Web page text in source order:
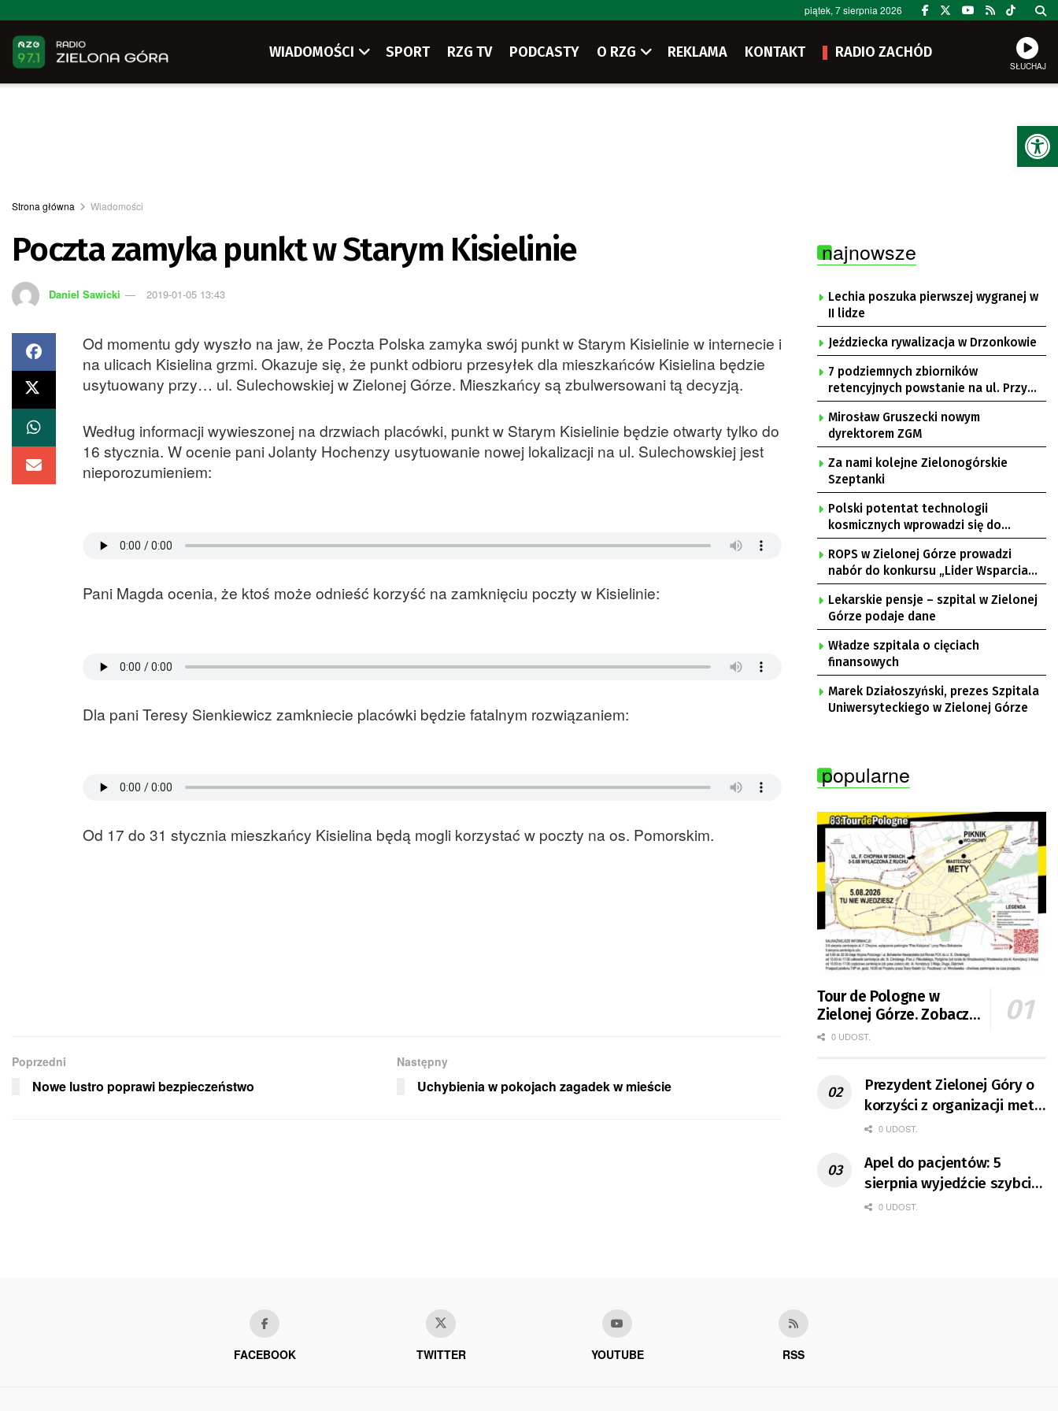
piątek, 7 sierpnia 2026
WIADOMOŚCI SPORT RZG TV PODCASTY O RZG REKLAMA KONTAKT RADIO ZACHÓD
SŁUCHAJ
Strona główna Wiadomości
Poczta zamyka punkt w Starym Kisielinie
Daniel Sawicki 2019-01-05 13:43
Od momentu gdy wyszło na jaw, że Poczta Polska zamyka swój punkt w Starym Kisielinie w internecie i
na ulicach Kisielina grzmi. Okazuje się, że punkt odbioru przesyłek dla mieszkańców Kisielina będzie
usytuowany przy… ul. Sulechowskiej w Zielonej Górze. Mieszkańcy są zbulwersowani tą decyzją.
Według informacji wywieszonej na drzwiach placówki, punkt w Starym Kisielinie będzie otwarty tylko do
16 stycznia. W ocenie pani Jolanty Hochenzy usytuowanie nowej lokalizacji na ul. Sulechowskiej jest
nieporozumieniem:
Pani Magda ocenia, że ktoś może odnieść korzyść na zamknięciu poczty w Kisielinie:
Dla pani Teresy Sienkiewicz zamkniecie placówki będzie fatalnym rozwiązaniem:
Od 17 do 31 stycznia mieszkańcy Kisielina będą mogli korzystać w poczty na os. Pomorskim.
Poprzedni
Nowe lustro poprawi bezpieczeństwo
Następny
Uchybienia w pokojach zagadek w mieście
najnowsze
Lechia poszuka pierwszej wygranej w
II lidze
Jeździecka rywalizacja w Drzonkowie
7 podziemnych zbiorników
retencyjnych powstanie na ul. Przy
Gazowni
Mirosław Gruszecki nowym
dyrektorem ZGM
Za nami kolejne Zielonogórskie
Szeptanki
Polski potentat technologii
kosmicznych wprowadzi się do
Zielonej Góry
ROPS w Zielonej Górze prowadzi
nabór do konkursu „Lider Wsparcia
Seniora”
Lekarskie pensje – szpital w Zielonej
Górze podaje dane
Władze szpitala o cięciach
finansowych
Marek Działoszyński, prezes Szpitala
Uniwersyteckiego w Zielonej Górze
popularne
Tour de Pologne w
Zielonej Górze. Zobacz
zmiany w organizacji
0 UDOST.
Prezydent Zielonej Góry o
korzyści z organizacji mety
Tour de Pologne
0 UDOST.
Apel do pacjentów: 5
sierpnia wyjedźcie szybciej
z domów
0 UDOST.
FACEBOOK TWITTER YOUTUBE RSS